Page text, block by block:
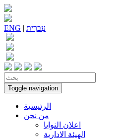
ENG | עִברִית
Toggle navigation
الرئيسية
من نحن
اعلان النوايا
الهيئة الادارية